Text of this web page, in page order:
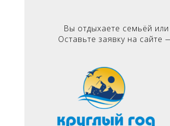
Вы отдыхаете семьёй
Оставьте заявку на